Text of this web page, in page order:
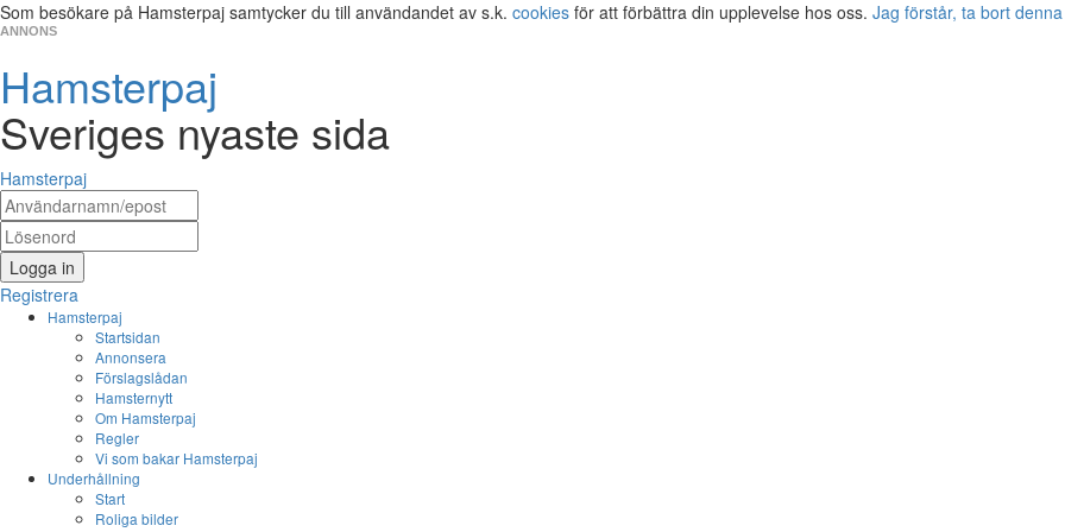
Som besökare på Hamsterpaj samtycker du till användandet av s.k. cookies för att förbättra din upplevelse hos oss. Jag förstår, ta bort
ANNONS
Hamsterpaj
Sveriges nyaste sida
Hamsterpaj
Logga in
Registrera
Hamsterpaj
Startsidan
Annonsera
Förslagslådan
Hamsternytt
Om Hamsterpaj
Regler
Vi som bakar Hamsterpaj
Underhållning
Start
Roliga bilder